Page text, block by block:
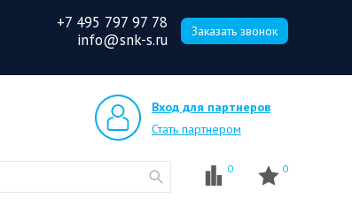
+7 495 797 97 78
info@snk-s.ru
Заказать звонок
Вход для партнеров
Стать партнером
0 0